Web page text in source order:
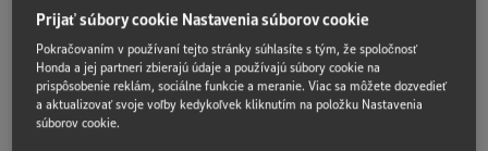
Čas nabíjania (25 – 75 %)
2 500+*
Prijať súbory cookie Nastavenia súborov cookie
Pokračovaním v používaní tejto stránky súhlasíte s tým, že spoločnosť
Honda a jej partneri zbierajú údaje a používajú súbory cookie na
prispôsobenie reklám, sociálne funkcie a meranie. Viac sa môžete dozvedieť
a aktualizovať svoje voľby kedykoľvek kliknutím na položku Nastavenia
súborov cookie.